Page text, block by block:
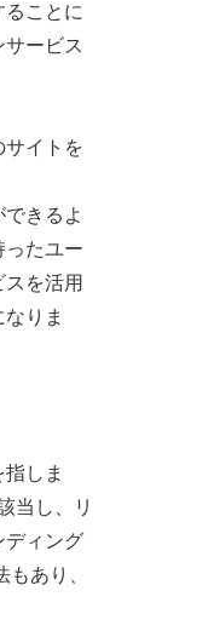
ことに
ービス
サイトを
きるよ
ったユー
を活用
りま
しま
当し、リ
ディング
あり、